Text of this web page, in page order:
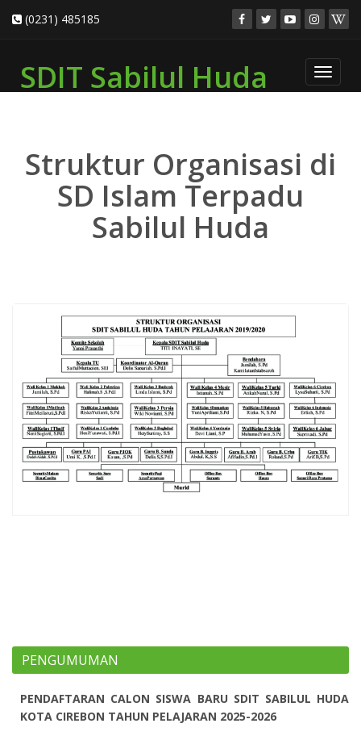
(0231) 485185
Toggle
SDIT Sabilul Huda
Struktur Organisasi di
SD Islam Terpadu
Sabilul Huda
PENGUMUMAN
PENDAFTARAN CALON SISWA BARU SDIT SABILUL HUDA
KOTA CIREBON TAHUN PELAJARAN 2025-2026